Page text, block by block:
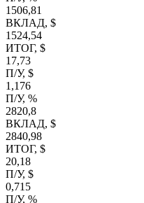
1506,81
ВКЛАД, $
1524,54
ИТОГ, $
17,73
П/У, $
1,176
П/У, %
2820,8
ВКЛАД, $
2840,98
ИТОГ, $
20,18
П/У, $
0,715
П/У, %